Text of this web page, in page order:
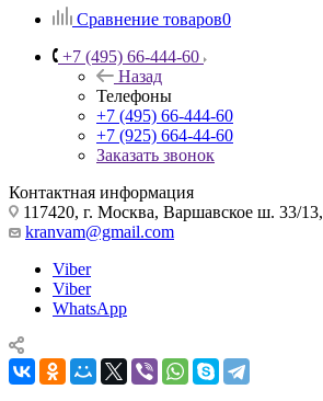
Сравнение товаров0
+7 (495) 66-444-60
Назад
Телефоны
+7 (495) 66-444-60
+7 (925) 664-44-60
Заказать звонок
Контактная информация
117420, г. Москва, Варшавское ш. 33/
kranvam@gmail.com
Viber
Viber
WhatsApp